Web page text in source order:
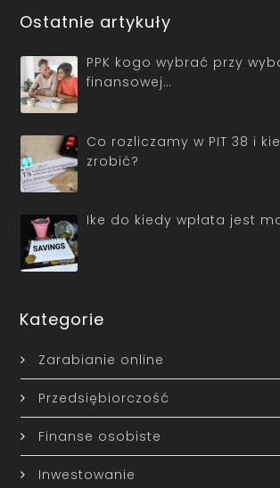
Ostatnie artykuły
PPK kogo wybrać przy
finansowej…
Co rozliczamy w PIT 38 i
zrobić?
Ike do kiedy wpłata jest
Kategorie
Zarabianie online
Przedsiębiorczość
Finanse osobiste
Inwestowanie